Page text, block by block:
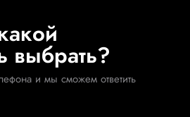
выбрать?
и мы сможем ответить